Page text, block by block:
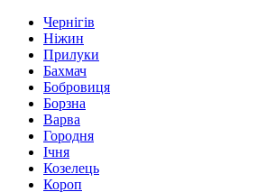
Чернігів
Ніжин
Прилуки
Бахмач
Бобровиця
Борзна
Варва
Городня
Ічня
Козелець
Короп